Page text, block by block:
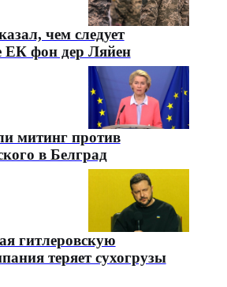
чем следует
ЕК фон дер Ляйен
митинг против
в Белград
гитлеровскую
теряет сухогрузы